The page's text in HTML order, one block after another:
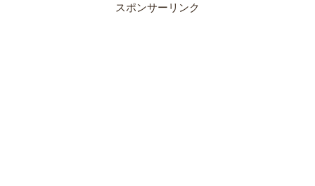
スポンサーリンク